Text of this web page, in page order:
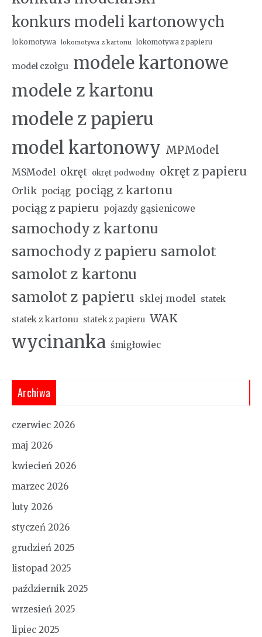
konkurs modeli kartonowych
lokomotywa lokomotywa z kartonu lokomotywa z papieru
model czołgu modele kartonowe
modele z kartonu
modele z papieru
model kartonowy MPModel
MSModel okręt okręt podwodny okręt z papieru
Orlik pociąg pociąg z kartonu
pociąg z papieru pojazdy gąsienicowe
samochody z kartonu
samochody z papieru samolot
samolot z kartonu
samolot z papieru sklej model
statek
statek z kartonu statek z papieru WAK
wycinanka śmigłowiec
Archiwa
czerwiec 2026
maj 2026
kwiecień 2026
marzec 2026
luty 2026
styczeń 2026
grudzień 2025
listopad 2025
październik 2025
wrzesień 2025
lipiec 2025